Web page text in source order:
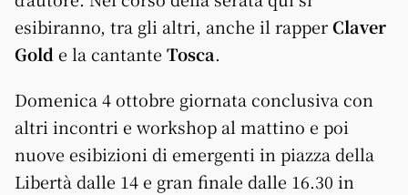
esibiranno, tra gli altri, anche il rapperClaver
Gold e la cantante Tosca.
Domenica 4 ottobre giornata conclusiva con
altri incontri e workshop al mattino e poi
nuove esibizioni di emergenti in piazza della
Libertà dalle 14 e gran finale dalle 16.30 in